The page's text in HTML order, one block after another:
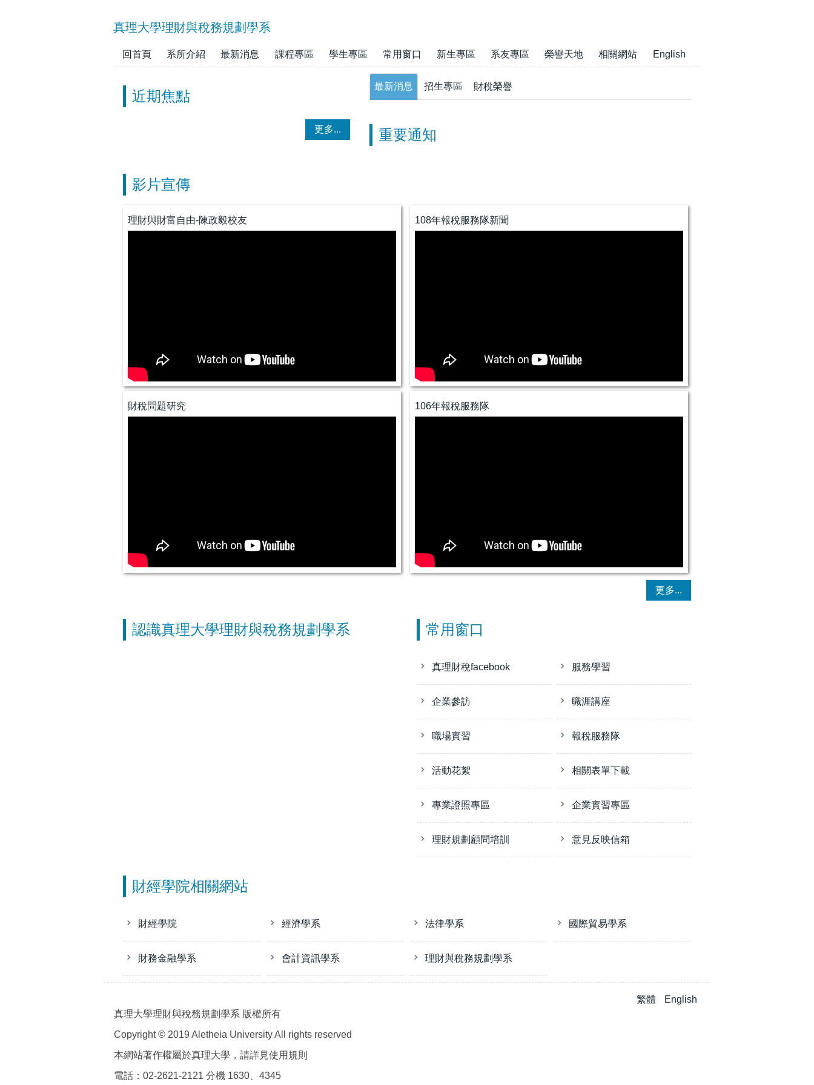
真理大學理財與稅務規劃學系
回首頁 系所介紹 最新消息 課程專區 學生專區 常用窗口 新生專區 系友專區 榮譽天地 相關網站 English
近期焦點
更多...
最新消息 招生專區 財稅榮譽
重要通知
影片宣傳
理財與財富自由-陳政毅校友 108年報稅服務隊新聞
財稅問題研究 106年報稅服務隊
更多...
認識真理大學理財與稅務規劃學系 常用窗口
真理財稅facebook 服務學習
企業參訪 職涯講座
職場實習 報稅服務隊
活動花絮 相關表單下載
專業證照專區 企業實習專區
理財規劃顧問培訓 意見反映信箱
財經學院相關網站
財經學院 經濟學系 法律學系 國際貿易學系
財務金融學系 會計資訊學系 理財與稅務規劃學系
繁體
English
真理大學理財與稅務規劃學系 版權所有
Copyright © 2019 Aletheia University All rights reserved
本網站著作權屬於真理大學，請詳見使用規則
電話：02-2621-2121 分機 1630、4345